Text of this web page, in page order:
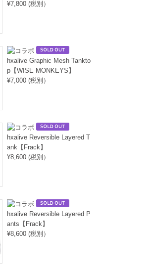
¥7,800 (税別）
hxalive Graphic Mesh Tankto
p【WISE MONKEYS】
¥7,000 (税別）
hxalive Reversible Layered T
ank【Frack】
¥8,600 (税別）
hxalive Reversible Layered P
ants【Frack】
¥8,600 (税別）